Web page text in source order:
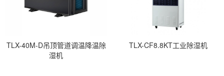
TLX-40M-D吊顶管道调温降温除
湿机
TLX-CF8.8KT工业除湿机